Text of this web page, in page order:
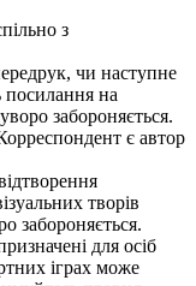
з
чи наступне
посилання на
забороняється.
є автор
творів
забороняється.
для осіб
іграх може